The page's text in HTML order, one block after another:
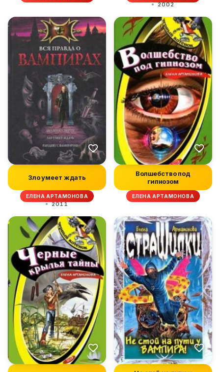
2002
Зло умеет ждать
ЕЛЕНА АРТАМОНОВА
2011
Волшебство под
гипнозом
ЕЛЕНА АРТАМОНОВА